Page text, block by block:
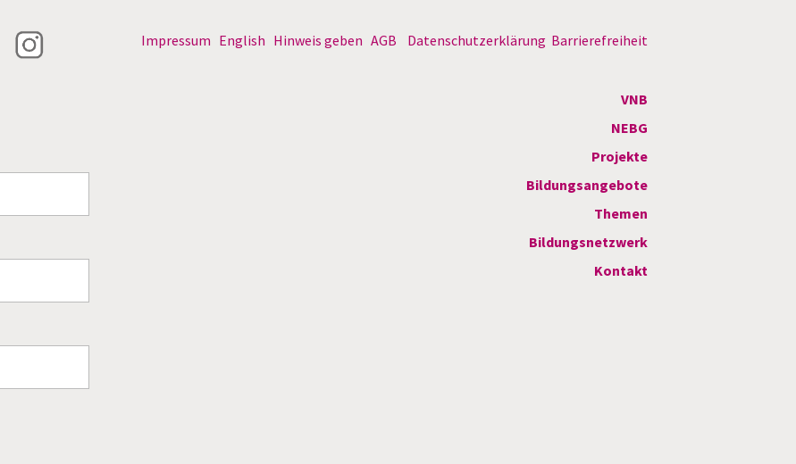
Impressum English Hinweis geben AGB Datenschutzerklärung Barrierefreiheit
VNB
NEBG
Projekte
Bildungsangebote
Themen
Bildungsnetzwerk
Kontakt